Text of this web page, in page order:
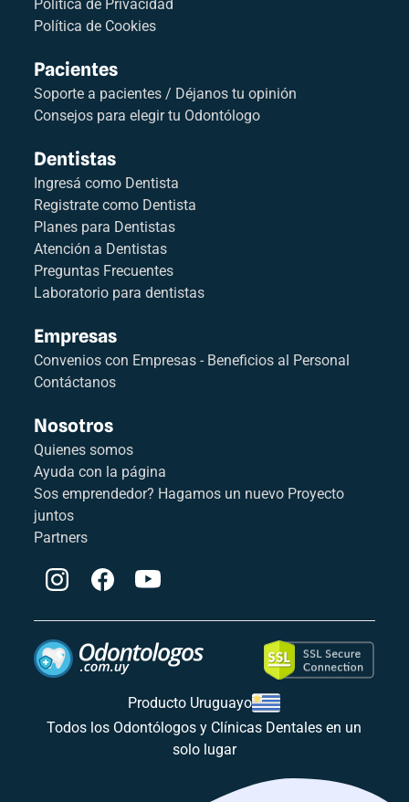
Política de Privacidad
Política de Cookies
Pacientes
Soporte a pacientes / Déjanos tu opinión
Consejos para elegir tu Odontólogo
Dentistas
Ingresá como Dentista
Registrate como Dentista
Planes para Dentistas
Atención a Dentistas
Preguntas Frecuentes
Laboratorio para dentistas
Empresas
Convenios con Empresas - Beneficios al Personal
Contáctanos
Nosotros
Quienes somos
Ayuda con la página
Sos emprendedor? Hagamos un nuevo Proyecto
juntos
Partners
Producto Uruguayo
Todos los Odontólogos y Clínicas Dentales en un
solo lugar